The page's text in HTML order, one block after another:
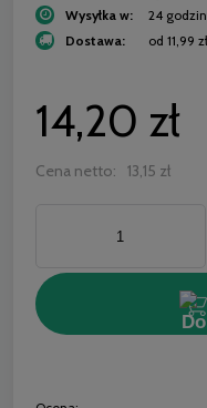
Wysyłka w:
24
Dostawa:
od 11,99 zł
Cena nie zawiera
14,20 zł
Cena netto: 13,15 zł